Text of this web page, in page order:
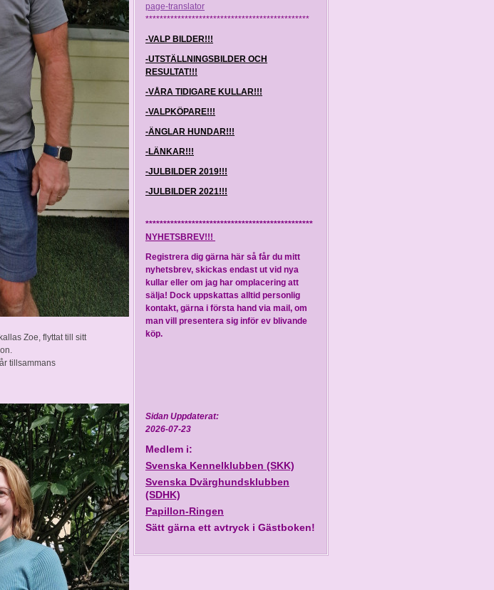
Zoe, flyttat till sitt
.
tillsammans
page-translator
**********************************************
-VALP BILDER!!!
-UTSTÄLLNINGSBILDER OCH
RESULTAT!!!
-VÅRA TIDIGARE KULLAR!!!
-VALPKÖPARE!!!
-ÄNGLAR HUNDAR!!!
-LÄNKAR!!!
-JULBILDER 2019!!!
-JULBILDER 2021!!!
***********************************************
NYHETSBREV!!!
Registrera dig gärna här så får du mitt
nyhetsbrev, skickas endast ut vid nya
kullar eller om jag har omplacering att
sälja! Dock uppskattas alltid personlig
kontakt, gärna i första hand via mail, om
man vill presentera sig inför ev blivande
köp.
Sidan Uppdaterat:
2026-07-23
Medlem i:
Svenska Kennelklubben (SKK)
Svenska Dvärghundsklubben
(SDHK)
Papillon-Ringen
Sätt gärna ett avtryck i Gästboken!